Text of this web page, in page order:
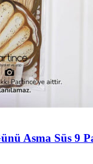
Asma Süs 9